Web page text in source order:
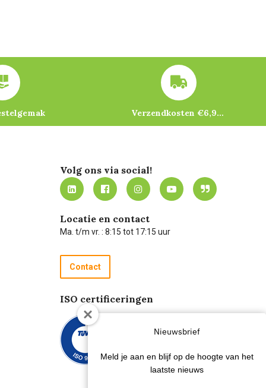
Verzendkosten €6,95 – gratis bij je eerste bestelling vanaf €200
Volg ons via social!
Locatie en contact
Ma. t/m vr. : 8:15 tot 17:15 uur
Contact
ISO certificeringen
Nieuwsbrief
Meld je aan en blijf op de hoogte van het
laatste nieuws